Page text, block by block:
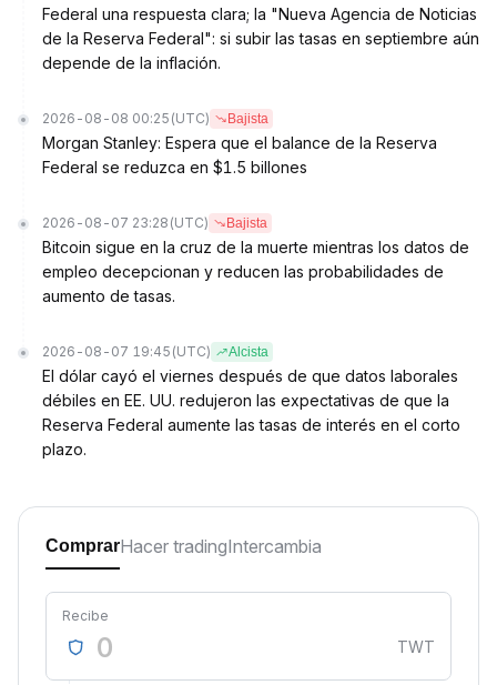
Federal una respuesta clara; la "Nueva Agencia de Noticias
de la Reserva Federal": si subir las tasas en septiembre aún
depende de la inflación.
2026-08-08 00:25 (UTC) Bajista
Morgan Stanley: Espera que el balance de la Reserva
Federal se reduzca en $1.5 billones
2026-08-07 23:28 (UTC) Bajista
Bitcoin sigue en la cruz de la muerte mientras los datos de
empleo decepcionan y reducen las probabilidades de
aumento de tasas.
2026-08-07 19:45 (UTC) Alcista
El dólar cayó el viernes después de que datos laborales
débiles en EE. UU. redujeron las expectativas de que la
Reserva Federal aumente las tasas de interés en el corto
plazo.
ComprarHacer tradingIntercambia
Recibe
TWT